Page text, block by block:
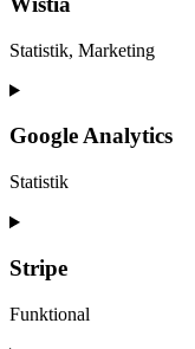
Statistik, Marketing
Consent
service
wistia
Google Analytics
Statistik
Consent
service
google-
analytics
Stripe
Funktional